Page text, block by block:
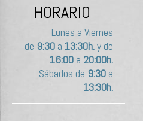
HORARIO
Lunes a Viernes
de 9:30a 13:30h.y de
16:00a 20:00h.
Sábados de 9:30a
13:30h.